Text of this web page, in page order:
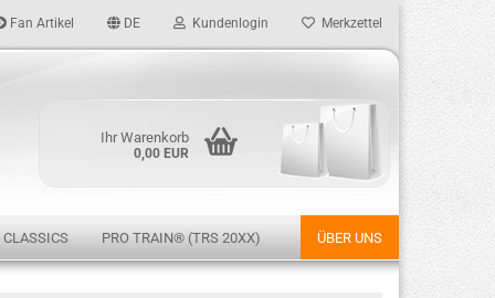
Fan Artikel DE Kundenlogin Merkzettel
Ihr Warenkorb
0,00 EUR
PRO TRAIN® (TRS 20XX) ÜBER UNS